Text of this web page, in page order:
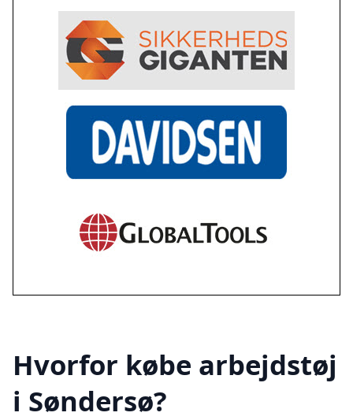
Hvorfor købe arbejdstøj
i Søndersø?